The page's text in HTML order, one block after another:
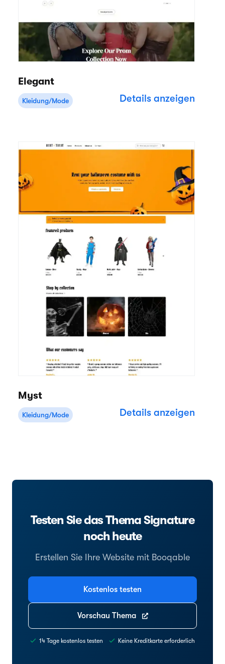
Elegant
Kleidung/Mode Details anzeigen
Myst
Kleidung/Mode Details anzeigen
Testen Sie das Thema Signature
noch heute
Erstellen Sie Ihre Website mit Booqable
Kostenlos testen
Vorschau Thema
14 Tage kostenlos testen Keine Kreditkarte erforderlich